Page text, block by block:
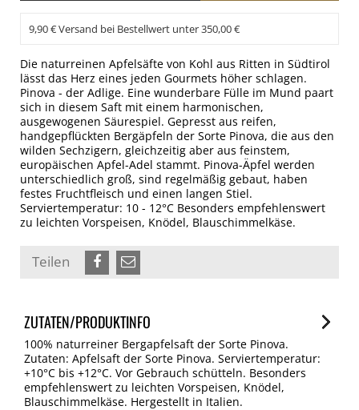
9,90 € Versand bei Bestellwert unter 350,00 €
Die naturreinen Apfelsäfte von Kohl aus Ritten in Südtirol
lässt das Herz eines jeden Gourmets höher schlagen.
Pinova - der Adlige. Eine wunderbare Fülle im Mund paart
sich in diesem Saft mit einem harmonischen,
ausgewogenen Säurespiel. Gepresst aus reifen,
handgepflückten Bergäpfeln der Sorte Pinova, die aus den
wilden Sechzigern, gleichzeitig aber aus feinstem,
europäischen Apfel-Adel stammt. Pinova-Äpfel werden
unterschiedlich groß, sind regelmäßig gebaut, haben
festes Fruchtfleisch und einen langen Stiel.
Serviertemperatur: 10 - 12°C Besonders empfehlenswert
zu leichten Vorspeisen, Knödel, Blauschimmelkäse.
Teilen
ZUTATEN/PRODUKTINFO
100% naturreiner Bergapfelsaft der Sorte Pinova.
Zutaten: Apfelsaft der Sorte Pinova. Serviertemperatur:
+10°C bis +12°C. Vor Gebrauch schütteln. Besonders
empfehlenswert zu leichten Vorspeisen, Knödel,
Blauschimmelkäse. Hergestellt in Italien.